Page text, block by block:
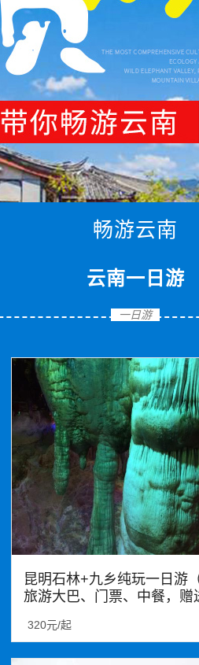
畅游云南
云南一日游
一日游
昆明石林+九乡纯玩一日游
旅游大巴、门票、中餐，赠
看石林，地下游九乡）
320元/起
石林 九乡 石林九乡